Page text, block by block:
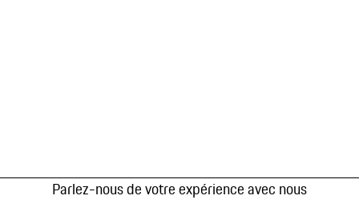
Parlez-nous de votre expérience avec nous